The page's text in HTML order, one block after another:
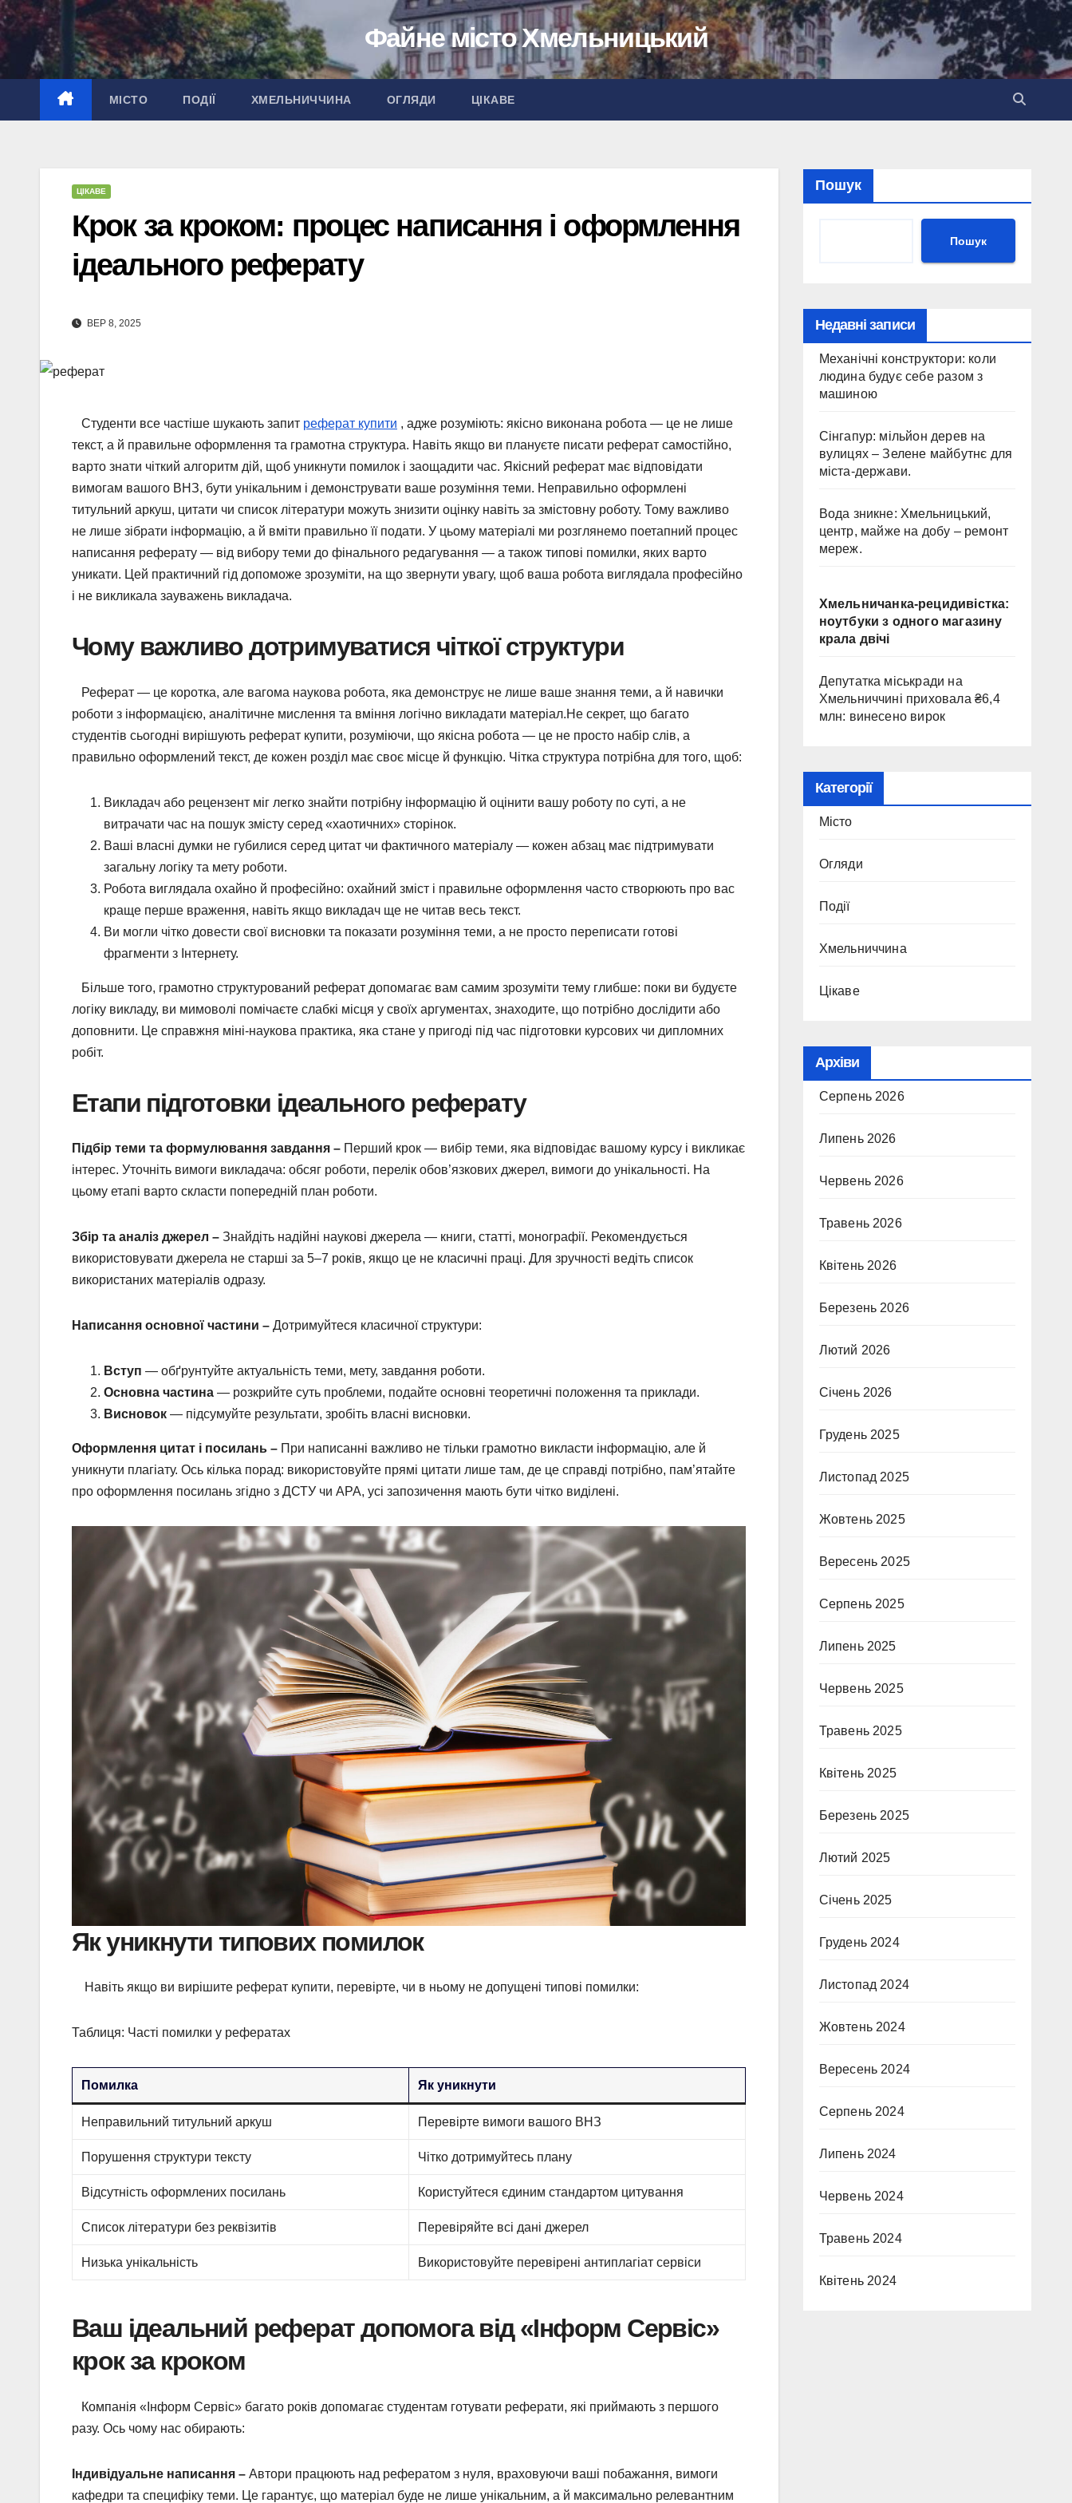
Перейти
вмісту
Файне місто Хмельницький
МІСТО ПОДІЇ ХМЕЛЬНИЧЧИНА ОГЛЯДИ ЦІКАВЕ
ЦІКАВЕ
Крок за кроком: процес написання і оформлення
ідеального реферату
ВЕР 8, 2025
Студенти все частіше шукають запит реферат купити , адже розуміють: якісно виконана робота — це не лише
текст, а й правильне оформлення та грамотна структура. Навіть якщо ви плануєте писати реферат самостійно,
варто знати чіткий алгоритм дій, щоб уникнути помилок і заощадити час. Якісний реферат має відповідати
вимогам вашого ВНЗ, бути унікальним і демонструвати ваше розуміння теми. Неправильно оформлені
титульний аркуш, цитати чи список літератури можуть знизити оцінку навіть за змістовну роботу. Тому важливо
не лише зібрати інформацію, а й вміти правильно її подати. У цьому матеріалі ми розглянемо поетапний процес
написання реферату — від вибору теми до фінального редагування — а також типові помилки, яких варто
уникати. Цей практичний гід допоможе зрозуміти, на що звернути увагу, щоб ваша робота виглядала професійно
і не викликала зауважень викладача.
Чому важливо дотримуватися чіткої структури
Реферат — це коротка, але вагома наукова робота, яка демонструє не лише ваше знання теми, а й навички
роботи з інформацією, аналітичне мислення та вміння логічно викладати матеріал.Не секрет, що багато
студентів сьогодні вирішують реферат купити, розуміючи, що якісна робота — це не просто набір слів, а
правильно оформлений текст, де кожен розділ має своє місце й функцію. Чітка структура потрібна для того, щоб:
Викладач або рецензент міг легко знайти потрібну інформацію й оцінити вашу роботу по суті, а не
витрачати час на пошук змісту серед «хаотичних» сторінок.
Ваші власні думки не губилися серед цитат чи фактичного матеріалу — кожен абзац має підтримувати
загальну логіку та мету роботи.
Робота виглядала охайно й професійно: охайний зміст і правильне оформлення часто створюють про вас
краще перше враження, навіть якщо викладач ще не читав весь текст.
Ви могли чітко довести свої висновки та показати розуміння теми, а не просто переписати готові
фрагменти з Інтернету.
Більше того, грамотно структурований реферат допомагає вам самим зрозуміти тему глибше: поки ви будуєте
логіку викладу, ви мимоволі помічаєте слабкі місця у своїх аргументах, знаходите, що потрібно дослідити або
доповнити. Це справжня міні-наукова практика, яка стане у пригоді під час підготовки курсових чи дипломних
робіт.
Етапи підготовки ідеального реферату
Підбір теми та формулювання завдання – Перший крок — вибір теми, яка відповідає вашому курсу і викликає
інтерес. Уточніть вимоги викладача: обсяг роботи, перелік обов’язкових джерел, вимоги до унікальності. На
цьому етапі варто скласти попередній план роботи.
Збір та аналіз джерел – Знайдіть надійні наукові джерела — книги, статті, монографії. Рекомендується
використовувати джерела не старші за 5–7 років, якщо це не класичні праці. Для зручності ведіть список
використаних матеріалів одразу.
Написання основної частини – Дотримуйтеся класичної структури:
Вступ — обґрунтуйте актуальність теми, мету, завдання роботи.
Основна частина — розкрийте суть проблеми, подайте основні теоретичні положення та приклади.
Висновок — підсумуйте результати, зробіть власні висновки.
Оформлення цитат і посилань – При написанні важливо не тільки грамотно викласти інформацію, але й
уникнути плагіату. Ось кілька порад: використовуйте прямі цитати лише там, де це справді потрібно, пам’ятайте
про оформлення посилань згідно з ДСТУ чи APA, усі запозичення мають бути чітко виділені.
Як уникнути типових помилок
Навіть якщо ви вирішите реферат купити, перевірте, чи в ньому не допущені типові помилки:
Таблиця: Часті помилки у рефератах
Помилка Як уникнути
Неправильний титульний аркуш Перевірте вимоги вашого ВНЗ
Порушення структури тексту Чітко дотримуйтесь плану
Відсутність оформлених посилань Користуйтеся єдиним стандартом цитування
Список літератури без реквізитів Перевіряйте всі дані джерел
Низька унікальність Використовуйте перевірені антиплагіат сервіси
Ваш ідеальний реферат допомога від «Інформ Сервіс»
крок за кроком
Компанія «Інформ Сервіс» багато років допомагає студентам готувати реферати, які приймають з першого
разу. Ось чому нас обирають:
Індивідуальне написання – Автори працюють над рефератом з нуля, враховуючи ваші побажання, вимоги
кафедри та специфіку теми. Це гарантує, що матеріал буде не лише унікальним, а й максимально релевантним
Пошук
Пошук
Недавні записи
Механічні конструктори: коли
людина будує себе разом з
машиною
Сінгапур: мільйон дерев на
вулицях – Зелене майбутнє для
міста-держави.
Вода зникне: Хмельницький,
центр, майже на добу – ремонт
мереж.
Хмельничанка-рецидивістка:
ноутбуки з одного магазину
крала двічі
Депутатка міськради на
Хмельниччині приховала ₴6,4
млн: винесено вирок
Категорії
Місто
Огляди
Події
Хмельниччина
Цікаве
Архіви
Серпень 2026
Липень 2026
Червень 2026
Травень 2026
Квітень 2026
Березень 2026
Лютий 2026
Січень 2026
Грудень 2025
Листопад 2025
Жовтень 2025
Вересень 2025
Серпень 2025
Липень 2025
Червень 2025
Травень 2025
Квітень 2025
Березень 2025
Лютий 2025
Січень 2025
Грудень 2024
Листопад 2024
Жовтень 2024
Вересень 2024
Серпень 2024
Липень 2024
Червень 2024
Травень 2024
Квітень 2024